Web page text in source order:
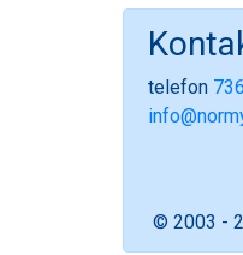
telefon
© 2003 -